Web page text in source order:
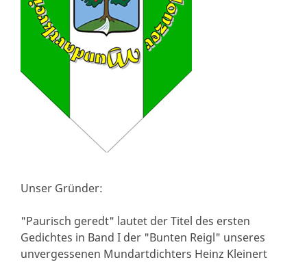
Unser Gründer:
"Paurisch geredt" lautet der Titel des ersten
Gedichtes in Band I der "Bunten Reigl" unseres
unvergessenen Mundartdichters Heinz Kleinert